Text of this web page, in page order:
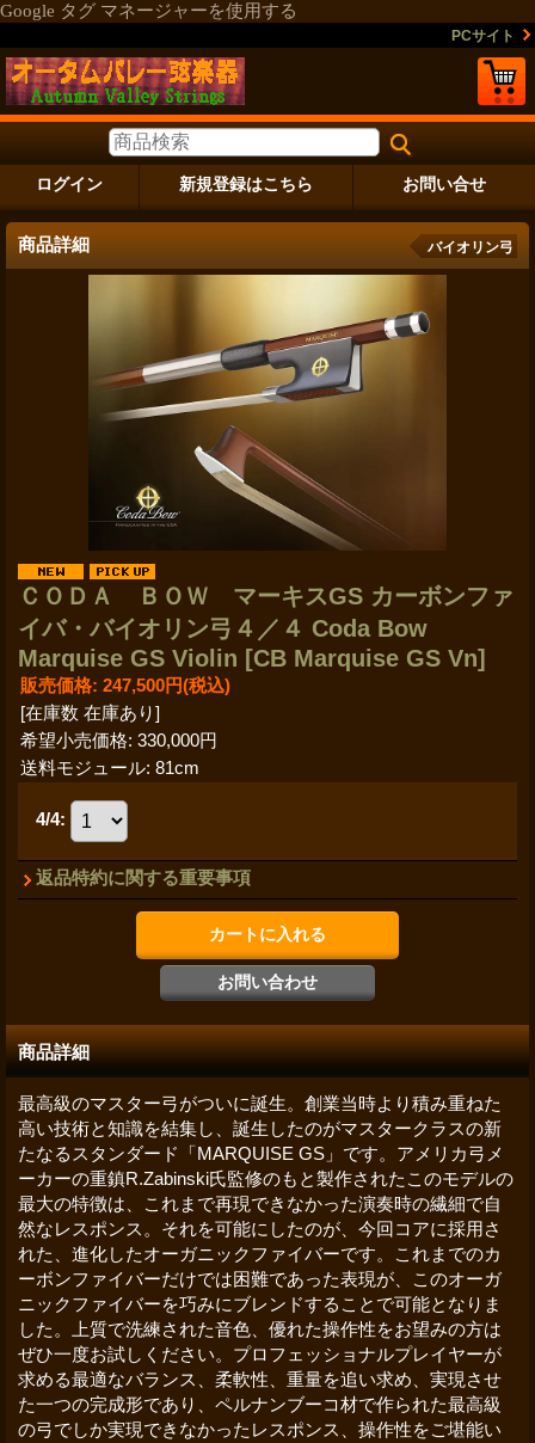
Google タグ マネージャーを使用する
PCサイト
ログイン 新規登録はこちら お問い合せ
商品詳細 バイオリン弓
ＣＯＤＡ ＢＯＷ マーキスGS カーボンファ
イバ・バイオリン弓４／４ Coda Bow
Marquise GS Violin [CB Marquise GS Vn]
販売価格: 247,500円(税込)
[在庫数 在庫あり]
希望小売価格: 330,000円
送料モジュール: 81cm
4/4:
返品特約に関する重要事項
商品詳細
最高級のマスター弓がついに誕生。創業当時より積み重ねた
高い技術と知識を結集し、誕生したのがマスタークラスの新
たなるスタンダード「MARQUISE GS」です。アメリカ弓メ
ーカーの重鎮R.Zabinski氏監修のもと製作されたこのモデルの
最大の特徴は、これまで再現できなかった演奏時の繊細で自
然なレスポンス。それを可能にしたのが、今回コアに採用さ
れた、進化したオーガニックファイバーです。これまでのカ
ーボンファイバーだけでは困難であった表現が、このオーガ
ニックファイバーを巧みにブレンドすることで可能となりま
した。上質で洗練された音色、優れた操作性をお望みの方は
ぜひ一度お試しください。プロフェッショナルプレイヤーが
求める最適なバランス、柔軟性、重量を追い求め、実現させ
た一つの完成形であり、ペルナンブーコ材で作られた最高級
の弓でしか実現できなかったレスポンス、操作性をご堪能い